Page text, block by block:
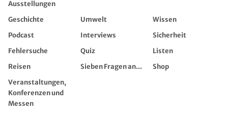
Ausstellungen
Geschichte Umwelt
Wissen
Podcast
Interviews
Sicherheit
Fehlersuche
Quiz
Listen
Reisen
Sieben Fragen an...
Shop
Veranstaltungen,
Konferenzen und
Messen